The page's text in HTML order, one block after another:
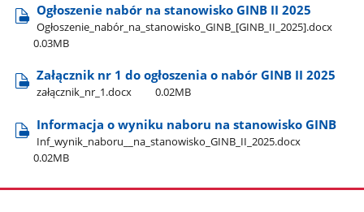
Ogłoszenie nabór na stanowisko GINB II 2025
Ogłoszenie​_nabór​_na​_stanowisko​_GINB​_[GINB​_II​_2025].docx
0.03MB
Załącznik nr 1 do ogłoszenia o nabór GINB II 2025
załącznik​_nr​_1.docx 0.02MB
Informacja o wyniku naboru na stanowisko GINB
Inf​_wynik​_naboru​_​_na​_stanowisko​_GINB​_II​_2025.docx
0.02MB